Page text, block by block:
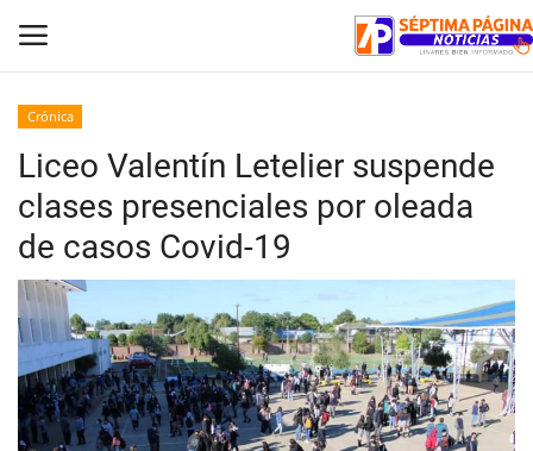
Inicio
Crónica
Policial
Tribunales
Deporte
Crónica
Liceo Valentín Letelier suspende
clases presenciales por oleada
de casos Covid-19